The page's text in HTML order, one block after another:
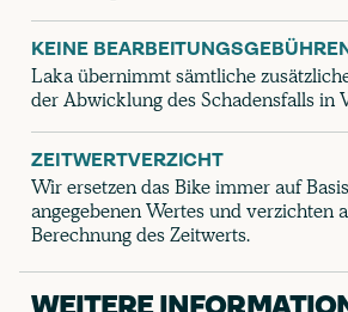
KEINE BEARBEITUNGSGEBÜHREN
Laka übernimmt sämtliche
der Abwicklung des Schadensfalls in
ZEITWERTVERZICHT
Wir ersetzen das Bike immer auf
angegebenen Wertes und verzichten
Berechnung des Zeitwerts.